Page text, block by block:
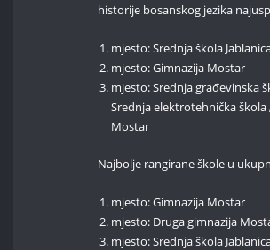
historije bosanskog jezika
mjesto: Srednja škola
mjesto: Gimnazija Mostar
mjesto: Srednja građevinska
Srednja elektrotehnička škola
Mostar
Najbolje rangirane škole u
mjesto: Gimnazija Mostar
mjesto: Druga gimnazija
mjesto: Srednja škola